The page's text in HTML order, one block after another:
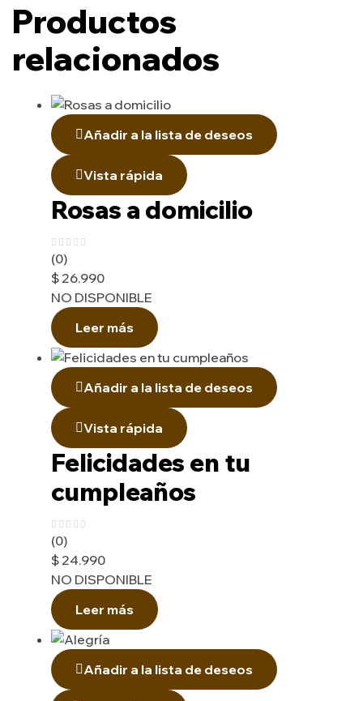
Productos
relacionados
Añadir a la lista de deseos
Vista rápida
Rosas a domicilio
(0)
$ 26.990
NO DISPONIBLE
Leer más
Añadir a la lista de deseos
Vista rápida
Felicidades en tu
cumpleaños
(0)
$ 24.990
NO DISPONIBLE
Leer más
Añadir a la lista de deseos